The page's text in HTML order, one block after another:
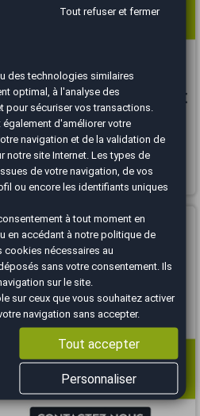
11 000 €
/ Courroie de distribution neuve / 7
Automatique
Tout refuser et fermer
des technologies similaires
optimal, à l'analyse des
pour sécuriser vos transactions.
d'améliorer votre
navigation et de la validation de
notre site Internet. Les types de
de votre navigation, de vos
ou encore les identifiants uniques
à tout moment en
en accédant à notrepolitique de
cookies nécessaires au
sans votre consentement. Ils
sur le site.
sur ceux que vous souhaitez activer
navigation sans accepter.
Tout accepter
Personnaliser